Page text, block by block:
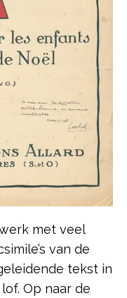
met veel
van de
tekst in
Op naar de